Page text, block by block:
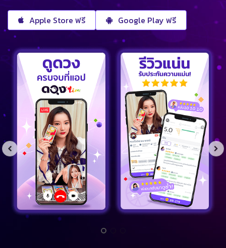
Apple Store ฟรี Google Play ฟรี